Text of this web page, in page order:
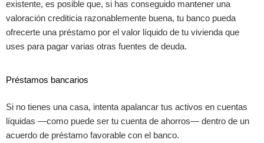
existente, es posible que, si has conseguido mantener una
valoración crediticia razonablemente buena, tu banco pueda
ofrecerte una préstamo por el valor líquido de tu vivienda que
uses para pagar varias otras fuentes de deuda.
Préstamos bancarios
Si no tienes una casa, intenta apalancar tus activos en cuentas
líquidas —como puede ser tu cuenta de ahorros— dentro de un
acuerdo de préstamo favorable con el banco.